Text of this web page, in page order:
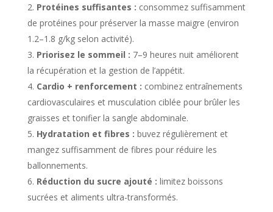
e
é
t
a
o
l
s
Protéines suffisantes : consommez suffisamment
de protéines pour préserver la masse maigre (environ
1.2–1.8 g/kg selon activité).
Priorisez le sommeil : 7–9 heures nuit améliorent
la récupération et la gestion de l’appétit.
Cardio + renforcement : combinez entraînements
cardiovasculaires et musculation ciblée pour brûler les
graisses et tonifier la sangle abdominale.
Hydratation et fibres : buvez régulièrement et
mangez suffisamment de fibres pour réduire les
ballonnements.
Réduction du sucre ajouté : limitez boissons
sucrées et aliments ultra-transformés.